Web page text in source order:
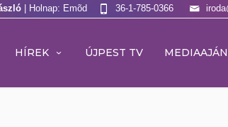
| Holnap: Emõd 36-1-785-0366
HÍREK ÚJPEST TV